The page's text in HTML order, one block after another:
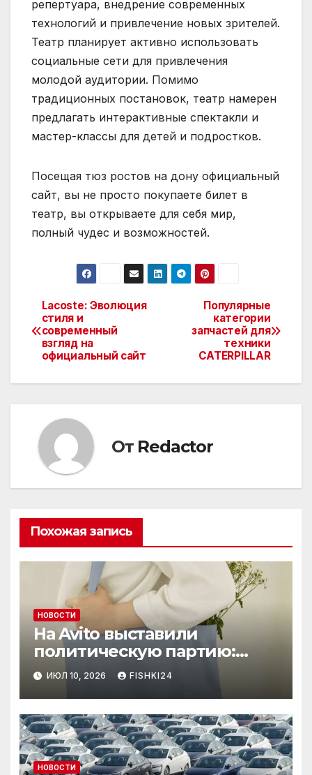
репертуара, внедрение современных
технологий и привлечение новых зрителей.
Театр планирует активно использовать
социальные сети для привлечения
молодой аудитории. Помимо
традиционных постановок, театр намерен
предлагать интерактивные спектакли и
мастер-классы для детей и подростков.
Посещая тюз ростов на дону официальный
сайт, вы не просто покупаете билет в
театр, вы открываете для себя мир,
полный чудес и возможностей.
Навигация
по
записям
Популярные
категории
запчастей для
техники
CATERPILLAR
Lacoste: Эволюция
стиля и
современный
взгляд на
официальный сайт
От Redactor
Похожая запись
НОВОСТИ
На Avito выставили
политическую партию:
необычный лот привлёк
внимание
ИЮЛ 10, 2026 FISHKI24
НОВОСТИ